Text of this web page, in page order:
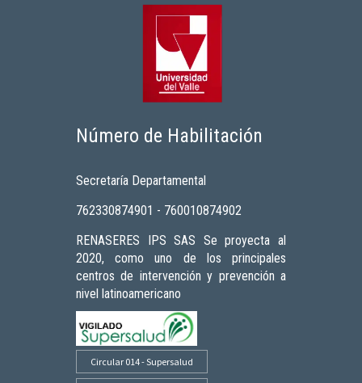
Número de Habilitación
Secretaría Departamental
762330874901 - 760010874902
RENASERES IPS SAS Se proyecta al
2020, como uno de los principales
centros de intervención y prevención a
nivel latinoamericano
Circular 014 - Supersalud